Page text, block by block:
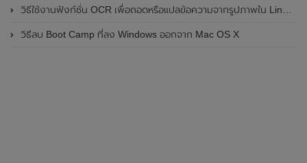
วิธีใช้งานฟังก์ชั่น OCR เพื่อถอดหรือแปลข้อความจากรูปภาพใน Line PC
วิธีลบ Boot Camp ที่ลง Windows ออกจาก Mac OS X